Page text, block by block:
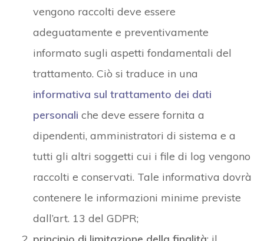
vengono raccolti deve essere
adeguatamente e preventivamente
informato sugli aspetti fondamentali del
trattamento. Ciò si traduce in una
informativa sul trattamento dei dati
personali che deve essere fornita a
dipendenti, amministratori di sistema e a
tutti gli altri soggetti cui i file di log vengono
raccolti e conservati. Tale informativa dovrà
contenere le informazioni minime previste
dall’art. 13 del GDPR;